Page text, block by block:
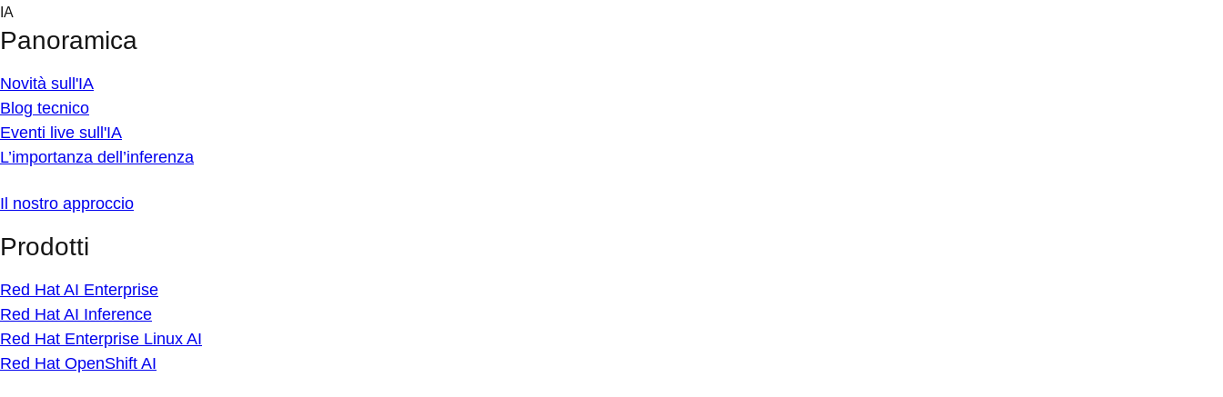
Skip
content
IA
Panoramica
Novità sull'IA
Blog tecnico
Eventi live sull'IA
L’importanza dell’inferenza
Il nostro approccio
Prodotti
Red Hat AI Enterprise
Red Hat AI Inference
Red Hat Enterprise Linux AI
Red Hat OpenShift AI